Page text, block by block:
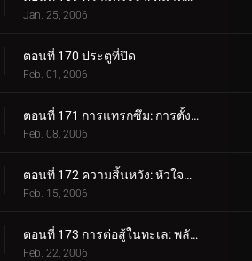
Jan. 25, 2006
ตอนที่ 170 ประตูที่ปิด
Feb. 01, 2006
ตอนที่ 171 การแทรกซึม: การตั้งค่า!
Feb. 08, 2006
ตอนที่ 172 ความสิ้นหวัง: หัวใจที่แตกร้าว
Feb. 15, 2006
ตอนที่ 173 การต่อสู้ในทะเล: พลังที่ปลดปล่อย!
Feb. 22, 2006